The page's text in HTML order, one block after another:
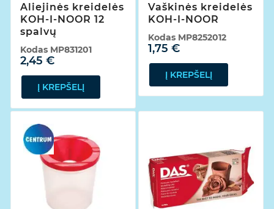
Aliejinės kreidelės
KOH-I-NOOR 12
spalvų
2,45 €
Kodas MP831201
Į KREPŠELĮ
Vaškinės kreidelės
KOH-I-NOOR
1,75 €
Kodas MP8252012
Į KREPŠELĮ